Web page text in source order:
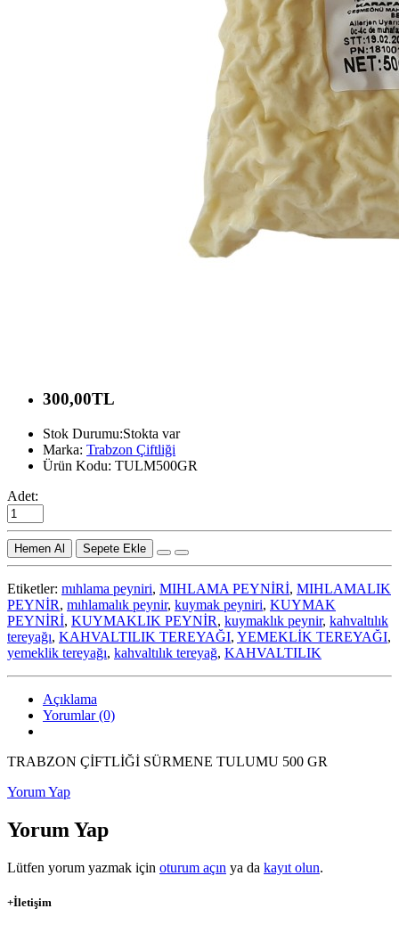
300,00TL
Stok Durumu:Stokta var
Marka: Trabzon Çiftliği
Ürün Kodu: TULM500GR
Adet:
Sepete Ekle
Etiketler: mıhlama peyniri, MIHLAMA PEYNİRİ, MIHLAMALIK
PEYNİR, mıhlamalık peynir, kuymak peyniri, KUYMAK
PEYNİRİ, KUYMAKLIK PEYNİR, kuymaklık peynir, kahvaltılık
tereyağı, KAHVALTILIK TEREYAĞI, YEMEKLİK TEREYAĞI,
yemeklik tereyağı, kahvaltılık tereyağ, KAHVALTILIK
Açıklama
Yorumlar (0)
TRABZON ÇİFTLİĞİ SÜRMENE TULUMU 500 GR
Yorum Yap
Yorum Yap
Lütfen yorum yazmak için oturum açın ya da kayıt olun.
+İletişim